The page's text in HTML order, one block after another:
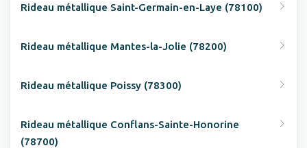
Rideau métallique Saint-Germain-en-Laye (78100)
Rideau métallique Mantes-la-Jolie (78200)
Rideau métallique Poissy (78300)
Rideau métallique Conflans-Sainte-Honorine
(78700)